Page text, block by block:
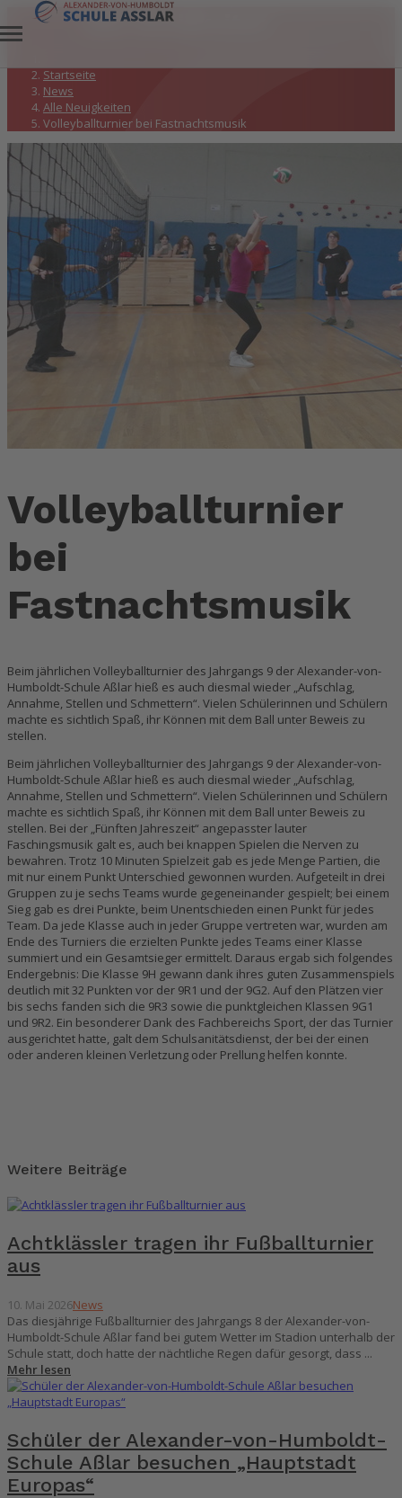
Alle Neuigkeiten
Startseite
News
Alle Neuigkeiten
Volleyballturnier bei Fastnachtsmusik
Volleyballturnier
bei
Fastnachtsmusik
Beim jährlichen Volleyballturnier des Jahrgangs 9 der Alexander-von-
Humboldt-Schule Aßlar hieß es auch diesmal wieder „Aufschlag,
Annahme, Stellen und Schmettern“. Vielen Schülerinnen und Schülern
machte es sichtlich Spaß, ihr Können mit dem Ball unter Beweis zu
stellen.
Beim jährlichen Volleyballturnier des Jahrgangs 9 der Alexander-von-
Humboldt-Schule Aßlar hieß es auch diesmal wieder „Aufschlag,
Annahme, Stellen und Schmettern“. Vielen Schülerinnen und Schülern
machte es sichtlich Spaß, ihr Können mit dem Ball unter Beweis zu
stellen. Bei der „Fünften Jahreszeit“ angepasster lauter
Faschingsmusik galt es, auch bei knappen Spielen die Nerven zu
bewahren. Trotz 10 Minuten Spielzeit gab es jede Menge Partien, die
mit nur einem Punkt Unterschied gewonnen wurden. Aufgeteilt in drei
Gruppen zu je sechs Teams wurde gegeneinander gespielt; bei einem
Sieg gab es drei Punkte, beim Unentschieden einen Punkt für jedes
Team. Da jede Klasse auch in jeder Gruppe vertreten war, wurden am
Ende des Turniers die erzielten Punkte jedes Teams einer Klasse
summiert und ein Gesamtsieger ermittelt. Daraus ergab sich folgendes
Endergebnis: Die Klasse 9H gewann dank ihres guten Zusammenspiels
deutlich mit 32 Punkten vor der 9R1 und der 9G2. Auf den Plätzen vier
bis sechs fanden sich die 9R3 sowie die punktgleichen Klassen 9G1
und 9R2. Ein besonderer Dank des Fachbereichs Sport, der das Turnier
ausgerichtet hatte, galt dem Schulsanitätsdienst, der bei der einen
oder anderen kleinen Verletzung oder Prellung helfen konnte.
Weitere Beiträge
Achtklässler tragen ihr Fußballturnier
aus
10. Mai 2026News
Das diesjährige Fußballturnier des Jahrgangs 8 der Alexander-von-
Humboldt-Schule Aßlar fand bei gutem Wetter im Stadion unterhalb der
Schule statt, doch hatte der nächtliche Regen dafür gesorgt, dass ...
Mehr lesen
Schüler der Alexander-von-Humboldt-
Schule Aßlar besuchen „Hauptstadt
Europas“